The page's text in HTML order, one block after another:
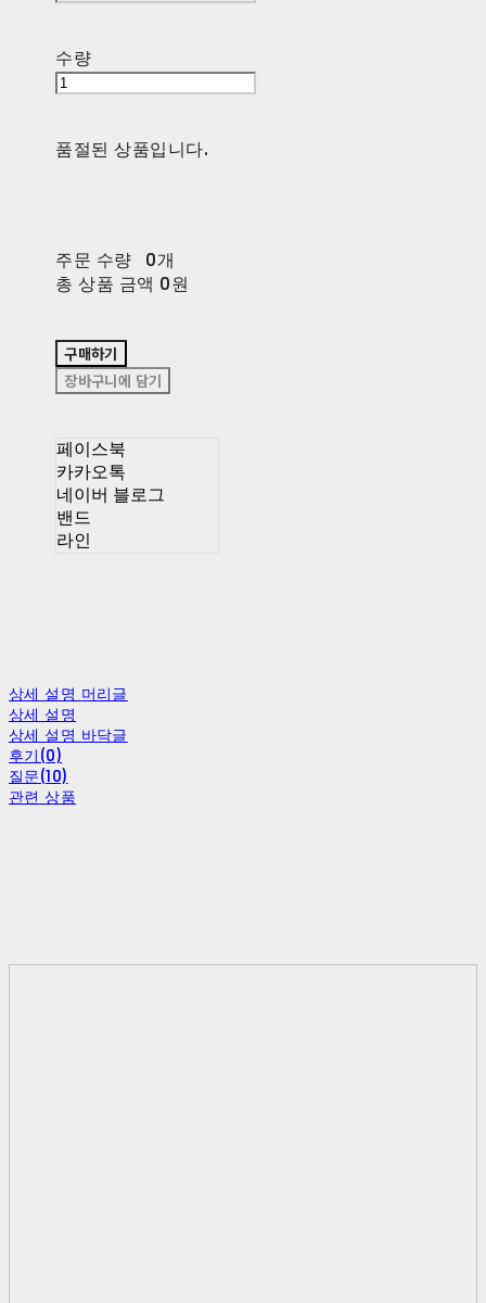
수량
품절된 상품입니다.
주문 수량
0개
총 상품 금액 0원
구매하기
장바구니에 담기
페이스북
카카오톡
네이버 블로그
밴드
라인
상세 설명 머리글
상세 설명
상세 설명 바닥글
후기(0)
질문(10)
관련 상품